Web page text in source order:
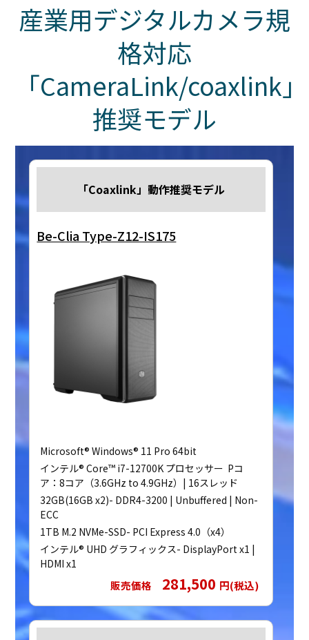
産業用デジタルカメラ規
格対応
「CameraLink/coaxlink」
推奨モデル
「Coaxlink」動作推奨モデル
Be-Clia Type-Z12-IS175
Microsoft® Windows® 11 Pro 64bit
インテル® Core™ i7-12700K プロセッサー Pコ
ア：8コア（3.6GHz to 4.9GHz）| 16スレッド
32GB(16GB x2)- DDR4-3200 | Unbuffered | Non-
ECC
1TB M.2 NVMe-SSD- PCI Express 4.0（x4）
インテル® UHD グラフィックス- DisplayPort x1 |
HDMI x1
販売価格 281,500 円(税込)